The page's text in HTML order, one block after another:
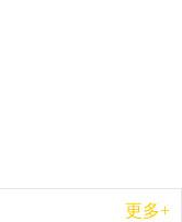
更多+